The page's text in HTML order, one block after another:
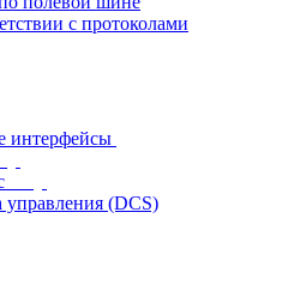
с протоколами
интерфейсы
управления (DCS)